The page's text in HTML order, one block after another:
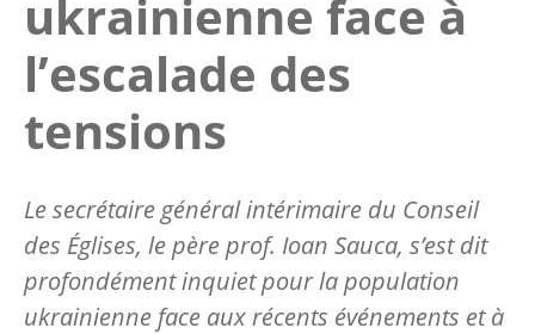
ukrainienne face à
l’escalade des
tensions
Le secrétaire général intérimaire du Conseil
des Églises, le père prof. Ioan Sauca, s’est dit
profondément inquiet pour la population
ukrainienne face aux récents événements et à